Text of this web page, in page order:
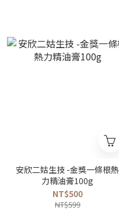
安欣二姑生技 -金獎一條根熱
力精油膏100g
NT$500
NT$599